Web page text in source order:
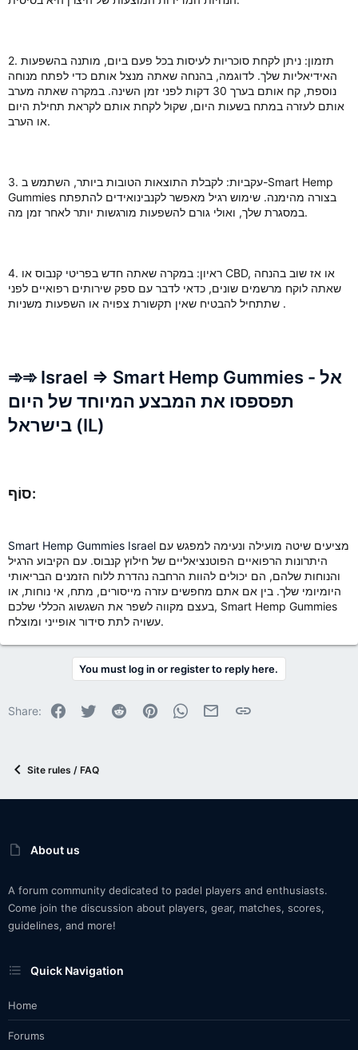
2. תזמון: ניתן לקחת סוכריות לעיסות בכל פעם ביום, מותנה בהשפעות
האידיאליות שלך. לדוגמה, בהנחה שאתה מנצל אותם כדי לפתח מנוחה
נוספת, קח אותם בערך 30 דקות לפני זמן השינה. במקרה שאתה מערב
אותם לעזרה במתח בשעות היום, שקול לקחת אותם לקראת תחילת היום
או הערב.
3. עקביות: לקבלת התוצאות הטובות ביותר, השתמש ב-Smart Hemp
Gummies בצורה מהימנה. שימוש רגיל מאפשר לקנבינואידים להתפתח
במסגרת שלך, ואולי גורם להשפעות מורגשות יותר לאחר זמן מה.
4. ראיון: במקרה שאתה חדש בפריטי קנבוס או CBD, או אז שוב בהנחה
שאתה לוקח מרשמים שונים, כדאי לדבר עם ספק שירותים רפואיים לפני
שתתחיל להבטיח שאין תקשורת צפויה או השפעות משניות .
➾➾ Israel => Smart Hemp Gummies - אל
תפספסו את המבצע המיוחד של היום
בישראל (IL)
סוֹף:
Smart Hemp Gummies Israel
היתרונות הרפואיים הפוטנציאליים של חילוץ קנבוס. עם הקיבוע הרגיל
והנוחות שלהם, הם יכולים להוות הרחבה נהדרת ללוח הזמנים הבריאותי
היומיומי שלך. בין אם אתם מחפשים עזרה מייסורים, מתח, אי נוחות, או
בעצם מקווה לשפר את השגשוג הכללי שלכם, Smart Hemp Gummies
עשויה לתת סידור אופייני ומוצלח.
You must log in or register to reply here.
Share: Facebook
Twitter Reddit PinterestWhatsApp
Email Link
Site rules / FAQ
About us
A forum community dedicated to padel players and enthusiasts.
Come join the discussion about players, gear, matches, scores,
guidelines, and more!
Quick Navigation
Home
Forums